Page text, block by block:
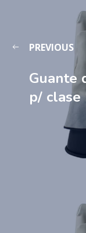
PREVIOUS
Guante
p/ clase